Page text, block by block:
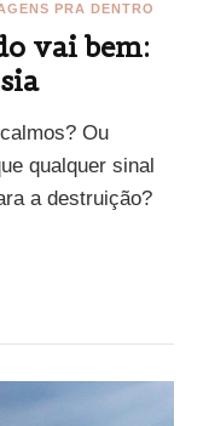
PRA DENTRO
vai bem:
Ou
qualquer sinal
a destruição?